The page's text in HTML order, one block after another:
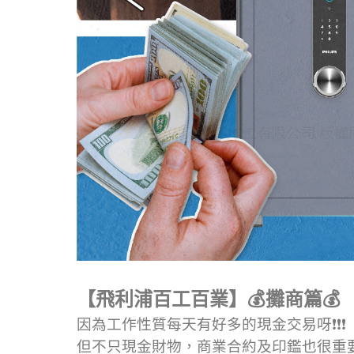
【飛利浦百工百業】💰攤商篇💰
因為工作性質每天有好多的現金交易呀❗❗❗
但不只現金財物，商業合約及印鑑也很重